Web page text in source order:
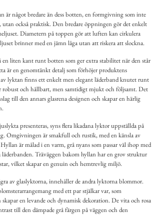
är något bredare än dess botten, en formgivning som inte
utan också praktisk. Den bredare öppningen gör det enkelt
Diametern på toppen gör att luften kan cirkulera
brinner med en jämn låga utan att riskera att slockna.
en liten kant runt botten som ger extra stabilitet när den står
är en genomtänkt detalj som förhöjer produktens
lyktan finns ett enkelt men elegant läderband knutet runt
robust och hållbart, men samtidigt mjukt och följsamt. Det
till den annars glasrena designen och skapar en härlig
presenteras, syns flera likadana lyktor uppställda på
Omgivningen är smakfull och rustik, med en känsla av
är målad i en varm, grå nyans som passar väl ihop med
Träväggen bakom hyllan har en grov struktur
vilket skapar en genuin och hemtrevlig miljö.
av glaslyktorna, innehåller de andra lyktorna blommor.
med ett par stjälkar var, som
en levande och dynamisk dekoration. De vita och rosa
till den dämpade grå färgen på väggen och den